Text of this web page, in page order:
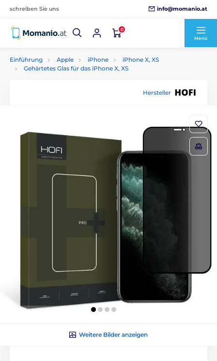
schreiben Sie uns info@momanio.at
0
Menü
Einführung Apple iPhone
iPhone X, XS
Gehärtetes Glas für das iPhone X, XS
Hersteller
Weitere Bilder anzeigen